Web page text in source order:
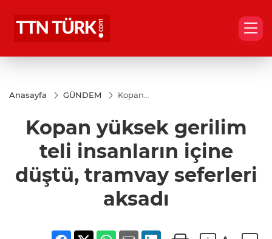
Anasayfa GÜNDEM
Kopan
teli
insanların
içine
düştü,
seferleri
aksadı
Kopan yüksek gerilim
teli insanların içine
düştü, tramvay seferleri
aksadı